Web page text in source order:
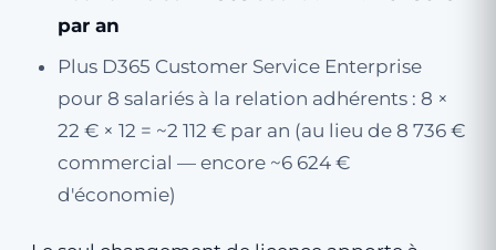
par an
Plus D365 Customer Service Enterprise
pour 8 salariés à la relation adhérents : 8 ×
22 € × 12 = ~2 112 € par an (au lieu de 8 736 €
commercial — encore ~6 624 €
d'économie)